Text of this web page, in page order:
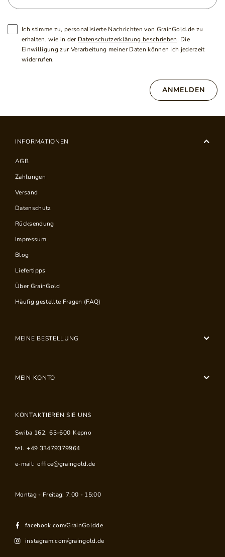
Ich stimme zu, personalisierte Nachrichten von GrainGold.de zu
erhalten, wie in der Datenschutzerklärung beschrieben. Die
Einwilligung zur Verarbeitung meiner Daten können Ich jederzeit
widerrufen.
ANMELDEN
INFORMATIONEN
AGB
Zahlungen
Versand
Datenschutz
Rücksendung
Impressum
Blog
Liefertipps
Über GrainGold
Häufig gestellte Fragen (FAQ)
MEINE BESTELLUNG
MEIN KONTO
KONTAKTIEREN SIE UNS
Swiba 162, 63-600 Kepno
tel. +49 33479379964
e-mail: office@graingold.de
Montag - Freitag: 7:00 - 15:00
facebook.com/GrainGoldde
instagram.com/graingold.de